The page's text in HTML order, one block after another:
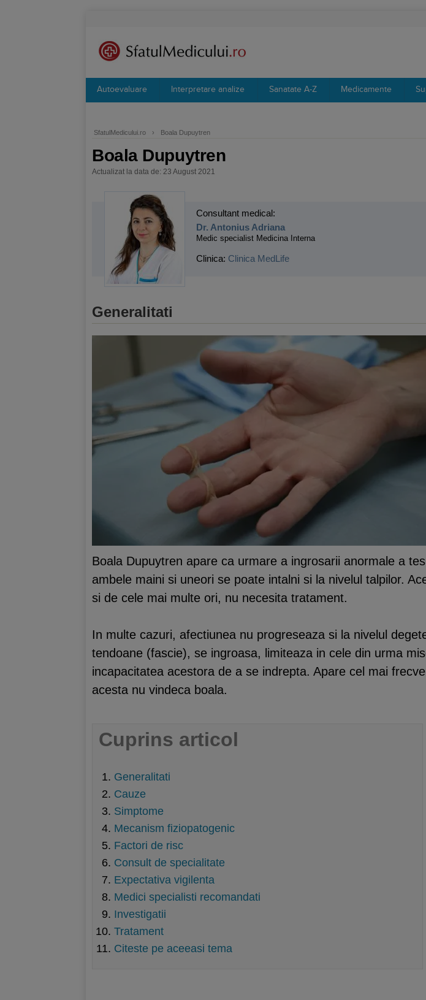
Autoevaluare Interpretare analize Sanatate A-Z Medicamente
SfatulMedicului.ro › Boala Dupuytren
Boala Dupuytren
Actualizat la data de: 23 August 2021
Consultant medical:
Dr. Antonius Adriana
Medic specialist Medicina Interna
Clinica: Clinica MedLife
Generalitati
Boala Dupuytren apare ca urmare a ingrosarii anormale a
ambele maini si uneori se poate intalni si la nivelul talpilor.
si de cele mai multe ori, nu necesita tratament.
In multe cazuri, afectiunea nu progreseaza si la nivelul
tendoane (fascie), se ingroasa, limiteaza in cele din urma
incapacitatea acestora de a se indrepta. Apare cel mai
acesta nu vindeca boala.
Cuprins articol
Generalitati
Cauze
Simptome
Mecanism fiziopatogenic
Factori de risc
Consult de specialitate
Expectativa vigilenta
Medici specialisti recomandati
Investigatii
Tratament
Citeste pe aceeasi tema